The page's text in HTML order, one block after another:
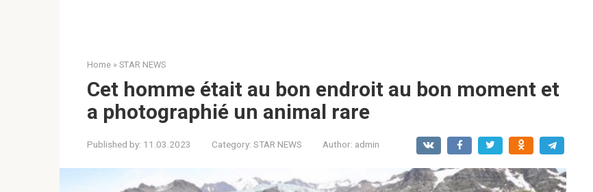
Home » STAR NEWS
Cet homme était au bon endroit au bon moment et
a photographié un animal rare
Published by: 11.03.2023 Category: STAR NEWS Author: admin